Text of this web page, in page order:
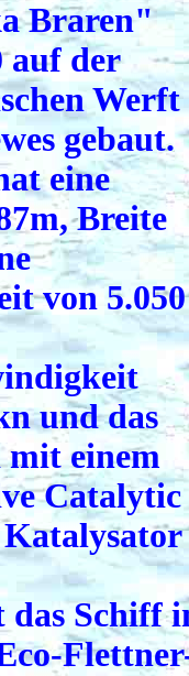
Braren"
auf der
Werft
gebaut.
eine
Breite
von 5.050
und das
einem
Catalytic
das Schiff